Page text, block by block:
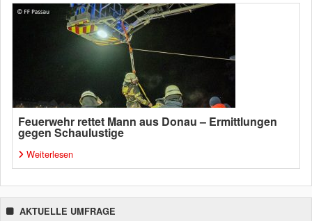
Feuerwehr rettet Mann aus Donau – Ermittlungen
gegen Schaulustige
Weiterlesen
AKTUELLE UMFRAGE